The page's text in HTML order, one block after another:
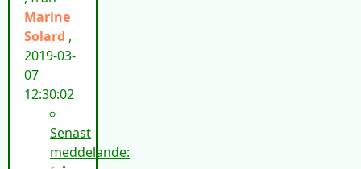
Marine
Solard ,
2019-03-
07
12:30:02
Senast
meddelande: